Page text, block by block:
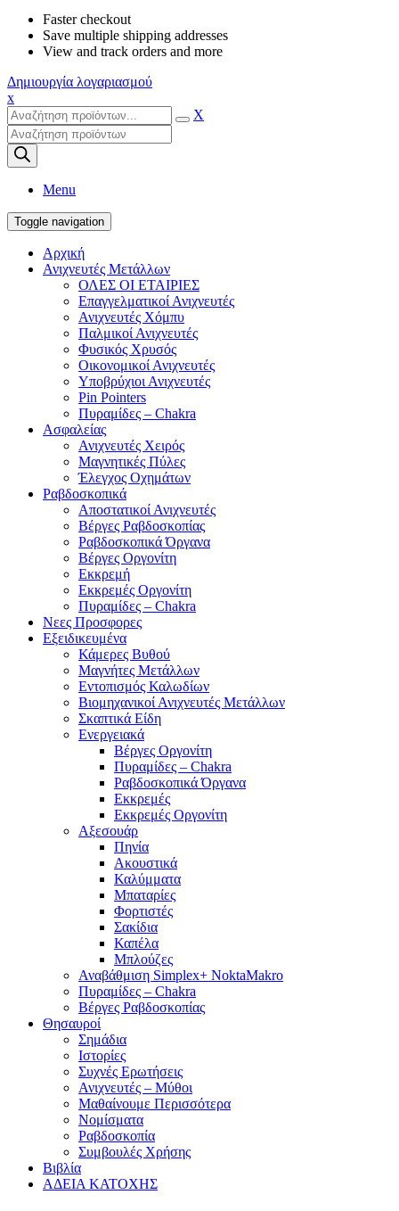
Faster checkout
Save multiple shipping addresses
View and track orders and more
Δημιουργία λογαριασμού
x
X
Products
search
Menu
Toggle navigation
Αρχική
Ανιχνευτές Μετάλλων
ΟΛΕΣ ΟΙ ΕΤΑΙΡΙΕΣ
Επαγγελματικοί Ανιχνευτές
Ανιχνευτές Χόμπυ
Παλμικοί Ανιχνευτές
Φυσικός Χρυσός
Οικονομικοί Ανιχνευτές
Υποβρύχιοι Ανιχνευτές
Pin Pointers
Πυραμίδες – Chakra
Ασφαλείας
Ανιχνευτές Χειρός
Μαγνητικές Πύλες
Έλεγχος Οχημάτων
Ραβδοσκοπικά
Αποστατικοί Ανιχνευτές
Βέργες Ραβδοσκοπίας
Ραβδοσκοπικά Όργανα
Βέργες Οργονίτη
Εκκρεμή
Εκκρεμές Οργονίτη
Πυραμίδες – Chakra
Νεες Προσφορες
Εξειδικευμένα
Κάμερες Βυθού
Μαγνήτες Μετάλλων
Εντοπισμός Καλωδίων
Βιομηχανικοί Ανιχνευτές Μετάλλων
Σκαπτικά Είδη
Ενεργειακά
Βέργες Οργονίτη
Πυραμίδες – Chakra
Ραβδοσκοπικά Όργανα
Εκκρεμές
Εκκρεμές Οργονίτη
Αξεσουάρ
Πηνία
Ακουστικά
Καλύμματα
Μπαταρίες
Φορτιστές
Σακίδια
Καπέλα
Μπλούζες
Αναβάθμιση Simplex+ NoktaMakro
Πυραμίδες – Chakra
Βέργες Ραβδοσκοπίας
Θησαυροί
Σημάδια
Ιστορίες
Συχνές Ερωτήσεις
Ανιχνευτές – Μύθοι
Μαθαίνουμε Περισσότερα
Νομίσματα
Ραβδοσκοπία
Συμβουλές Χρήσης
Βιβλία
ΑΔΕΙΑ ΚΑΤΟΧΗΣ